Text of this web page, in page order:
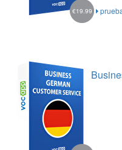
€19.99